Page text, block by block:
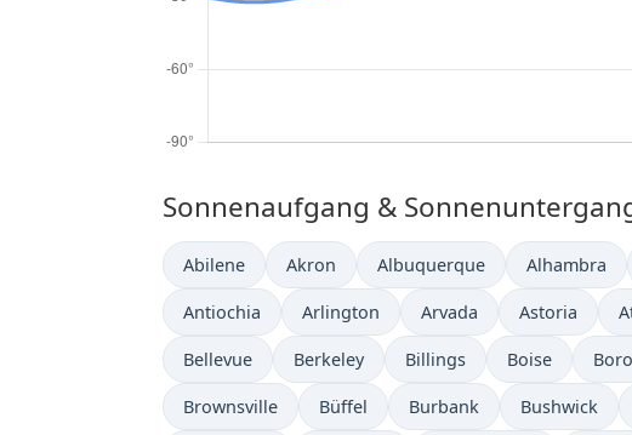
Sonnenaufgang &
Abilene Akron Albuquerque Alhambra
Antiochia Arlington Arvada Astoria
Bellevue Berkeley Billings Boise
Brownsville Büffel Burbank Bushwick